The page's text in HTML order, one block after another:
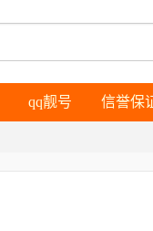
qq靓号
qq靓号
信誉保
信誉保